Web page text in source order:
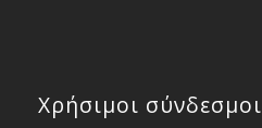
Χρήσιμοι σύνδεσμοι